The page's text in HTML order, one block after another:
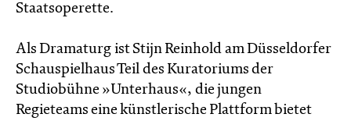
Staatsoperette.
Als Dramaturg ist Stijn Reinhold am Düsseldorfer
Schauspielhaus Teil des Kuratoriums der
Studiobühne »Unterhaus«, die jungen
Regieteams eine künstlerische Plattform bietet